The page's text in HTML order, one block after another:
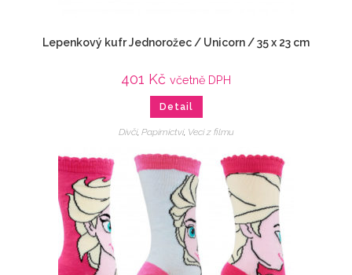
Lepenkový kufr Jednorožec / Unicorn / 35 x 23 cm
401 Kč včetně DPH
Detail
Dívčí, Papírnictví, Veci z filmu